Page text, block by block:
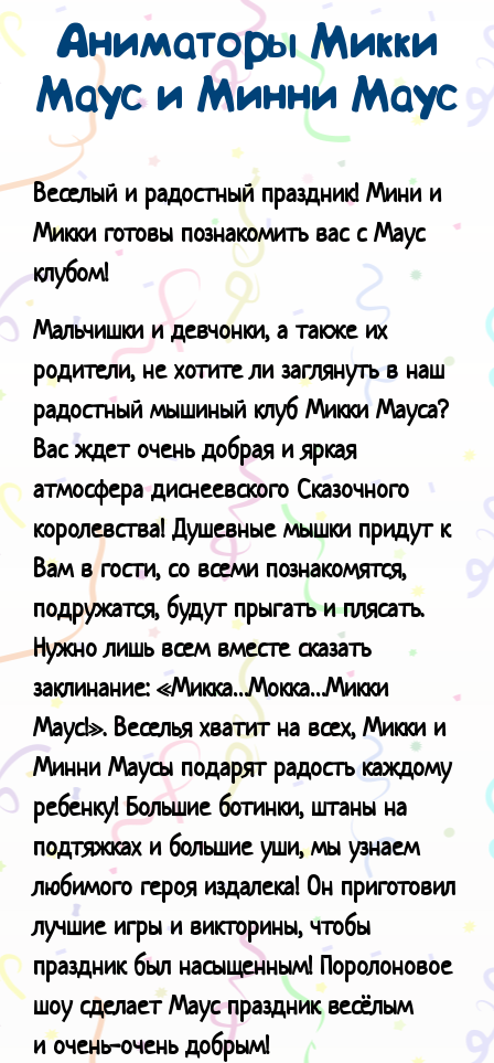
Аниматоры Микки
Маус и Минни Маус
Веселый и радостный праздник! Мини и
Микки готовы познакомить вас с Маус
клубом!
Мальчишки и девчонки, а также их
родители, не хотите ли заглянуть в наш
радостный мышиный клуб Микки Мауса?
Вас ждет очень добрая и яркая
атмосфера диснеевского Сказочного
королевства! Душевные мышки придут к
Вам в гости, со всеми познакомятся,
подружатся, будут прыгать и плясать.
Нужно лишь всем вместе сказать
заклинание: «Микка…Мокка…Микки
Маус!». Веселья хватит на всех, Микки и
Минни Маусы подарят радость каждому
ребенку! Большие ботинки, штаны на
подтяжках и большие уши, мы узнаем
любимого героя издалека! Он приготовил
лучшие игры и викторины, чтобы
праздник был насыщенным! Поролоновое
шоу сделает Маус праздник весёлым
иочень-очень добрым!